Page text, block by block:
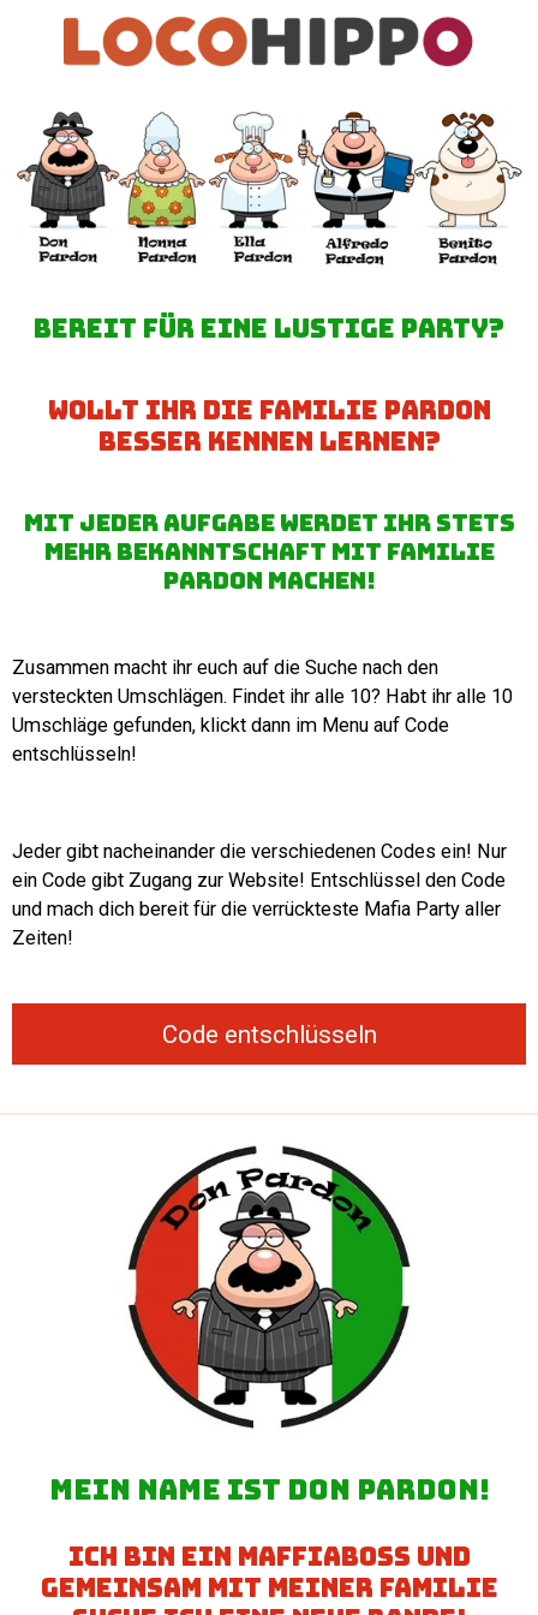
Hauptinhalt
bereit für eine lustige party?
wollt ihr die familie Pardon
besser kennen lernen?
mit jeder aufgabe werdet ihr stets
mehr bekanntschaft mit familie
pardon machen!
Zusammen macht ihr euch auf die Suche nach den
versteckten Umschlägen. Findet ihr alle 10? Habt ihr alle 10
Umschläge gefunden, klickt dann im Menu auf Code
entschlüsseln!
Jeder gibt nacheinander die verschiedenen Codes ein! Nur
ein Code gibt Zugang zur Website! Entschlüssel den Code
und mach dich bereit für die verrückteste Mafia Party aller
Zeiten!
Code entschlüsseln
Mein name ist don pardon!
ich bin ein maffiaboss und
gemeinsam mit meiner familie